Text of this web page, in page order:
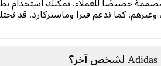
خصيصًا للعملاء. يمكنك استخدام
كما ندعم فيزا وماستركارد. قد